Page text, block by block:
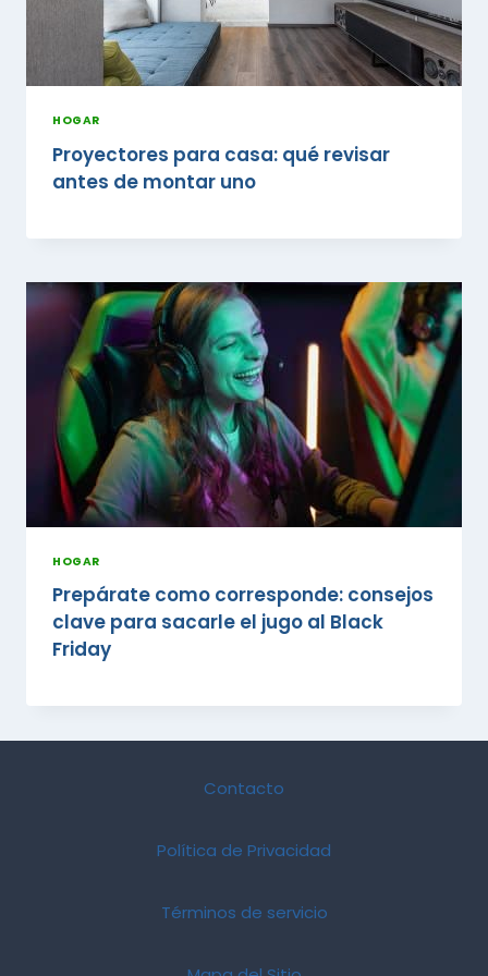
HOGAR
Proyectores para casa: qué revisar
antes de montar uno
HOGAR
Prepárate como corresponde: consejos
clave para sacarle el jugo al Black
Friday
Contacto
Política de Privacidad
Términos de servicio